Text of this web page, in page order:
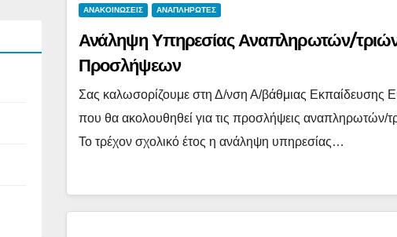
ΑΝΑΚΟΙΝΩΣΕΙΣ ΑΝΑΠΛΗΡΩΤΕΣ
Ανάληψη Υπηρεσίας Αναπληρωτών/
Προσλήψεων
Σας καλωσορίζουμε στη Δ/νση Α/βάθμιας Εκπαίδευσης
που θα ακολουθηθεί για τις προσλήψεις
Το τρέχον σχολικό έτος η ανάληψη υπηρεσίας…